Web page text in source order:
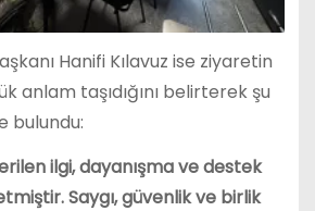
Hanifi Kılavuz ise ziyaretin
anlam taşıdığını belirterek şu
bulundu:
ilgi, dayanışma ve destek
Saygı, güvenlik ve birlik